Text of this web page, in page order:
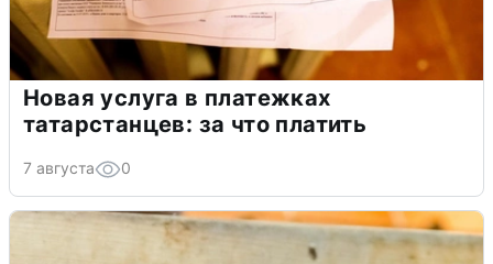
Новая услуга в платежках
татарстанцев: за что платить
7 августа 0